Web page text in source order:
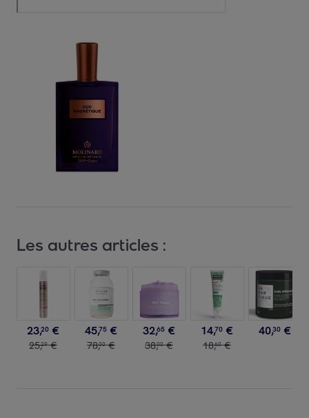
Les autres articles :
23,20 €
25,29 €
45,75 €
78,00 €
32,65 €
38,00 €
14,70 €
18,60 €
40,30 €